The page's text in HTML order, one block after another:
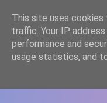
This site uses
traffic. Your IP
performance and
usage statistics, and